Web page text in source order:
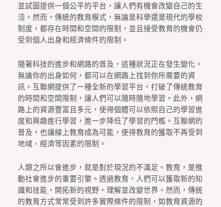
並試圖提供一個公平的平台，讓人們有機會改變自己的生
活。然而，傳統的教育模式，無論是科舉還是現代的學校
制度，都存在時間和空間的限制，並且接受教育的機會仍
受到個人出身和經濟條件的限制。
隨著科技的進步和網路的普及，這種狀況正在發生變化。
無論你的出身如何，都可以在網路上找到你所需要的資
訊。互聯網提供了一種全新的學習平台，打破了傳統教育
的時間和空間限制，讓人們可以隨時隨地學習。此外，網
路上的資源豐富且多元，使得個體可以依照自己的學習進
度和興趣進行學習，進一步降低了學習的門檻。互聯網的
普及，也讓線上教育成為可能，使得教育的獲取不再受到
地域、經濟等因素的限制。
人類之所以會進步，就是對於現況的不滿足。教育，是推
動社會進步的重要引擎。透過教育，人們可以獲取新的知
識和技能，開拓新的視野，理解並改變世界。然而，傳統
的教育方式常常受到許多實際條件的限制，如教育資源的